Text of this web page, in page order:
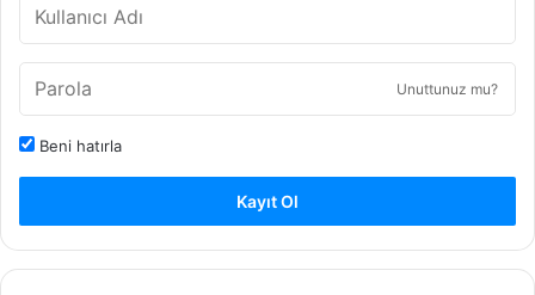
Unuttunuz mu?
Beni hatırla
Kayıt Ol